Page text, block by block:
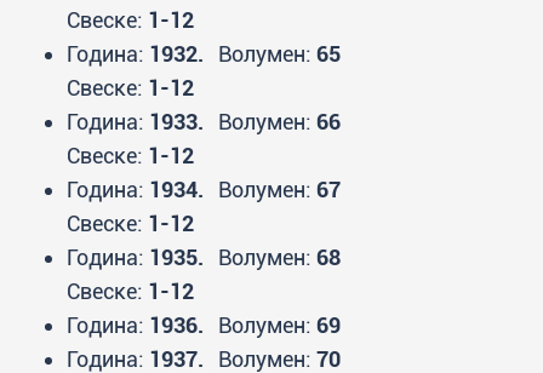
Свеске: 1-12
Година: 1932. Волумен: 65
Свеске: 1-12
Година: 1933. Волумен: 66
Свеске: 1-12
Година: 1934. Волумен: 67
Свеске: 1-12
Година: 1935. Волумен: 68
Свеске: 1-12
Година: 1936. Волумен: 69
Година: 1937. Волумен: 70